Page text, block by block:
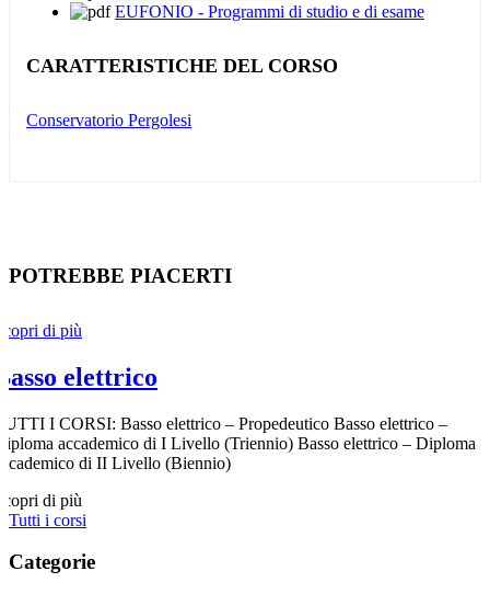
EUFONIO - Programmi di studio e di esame
CARATTERISTICHE DEL CORSO
Conservatorio Pergolesi
POTREBBE PIACERTI
di più
elettrico
I CORSI: Basso elettrico – Propedeutico Basso elettrico –
accademico di I Livello (Triennio) Basso elettrico – Diploma
di II Livello (Biennio)
di più
Tutti i corsi
Categorie